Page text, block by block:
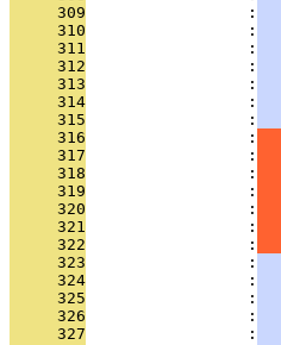
     309
                 :
     310
                 :
     311
                 :
     312
                 :
     313
                 :
     314
                 :
     315
                 :
     316
                 :
     317
                 :
     318
                 :
     319
                 :
     320
                 :
     321
                 :
     322
                 :
     323
                 :
     324
                 :
     325
                 :
     326
                 :
     327
                 :